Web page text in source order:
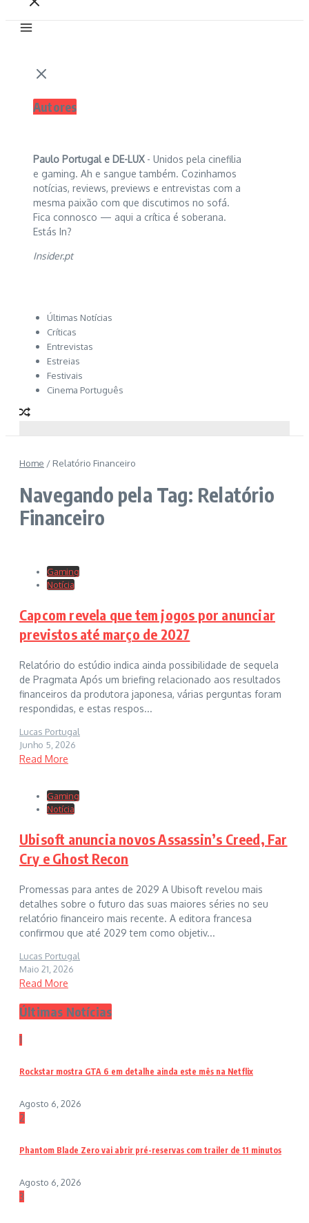
Autores
Paulo Portugal e DE-LUX - Unidos pela cinefilia
e gaming. Ah e sangue também. Cozinhamos
notícias, reviews, previews e entrevistas com a
mesma paixão com que discutimos no sofá.
Fica connosco — aqui a crítica é soberana.
Estás In?
Insider.pt
Últimas Notícias
Críticas
Entrevistas
Estreias
Festivais
Cinema Português
Home / Relatório Financeiro
Navegando pela Tag: Relatório
Financeiro
Gaming
Notícia
Capcom revela que tem jogos por anunciar
previstos até março de 2027
Relatório do estúdio indica ainda possibilidade de sequela
de Pragmata Após um briefing relacionado aos resultados
financeiros da produtora japonesa, várias perguntas foram
respondidas, e estas respos...
Lucas Portugal
Junho 5, 2026
Read More
Gaming
Notícia
Ubisoft anuncia novos Assassin’s Creed, Far
Cry e Ghost Recon
Promessas para antes de 2029 A Ubisoft revelou mais
detalhes sobre o futuro das suas maiores séries no seu
relatório financeiro mais recente. A editora francesa
confirmou que até 2029 tem como objetiv...
Lucas Portugal
Maio 21, 2026
Read More
Últimas Notícias
1
Rockstar mostra GTA 6 em detalhe ainda este mês na Netflix
Agosto 6, 2026
2
Phantom Blade Zero vai abrir pré-reservas com trailer de 11 minutos
Agosto 6, 2026
3